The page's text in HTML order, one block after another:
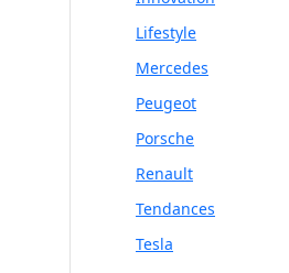
Lifestyle
Mercedes
Peugeot
Porsche
Renault
Tendances
Tesla